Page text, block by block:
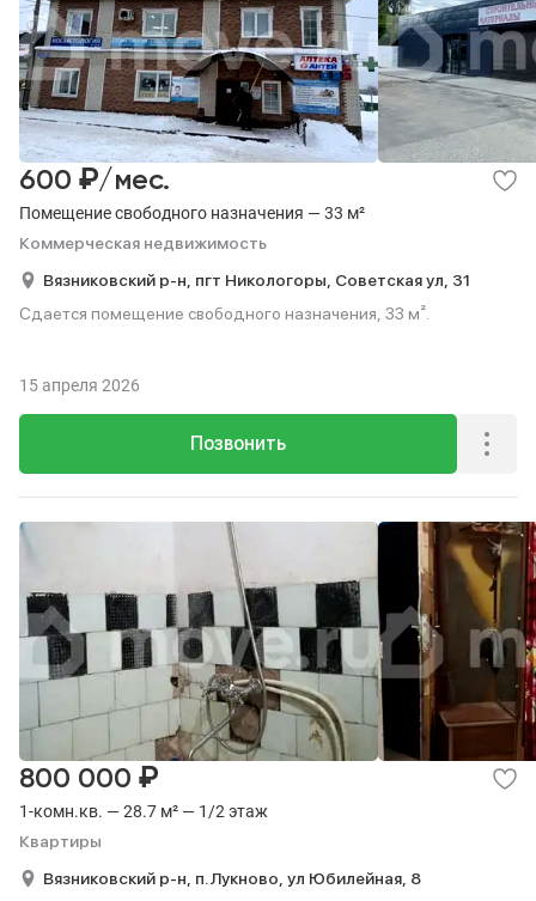
Помещение свободного назначения — 33 м²
Коммерческая недвижимость
600 ₽/мес.
Вязниковский р-н, пгт Никологоры, Советская ул, 31
Сдается помещение свободного назначения, 33 м².
Позвонить
15 апреля 2026
1-комн.кв. — 28.7 м² — 1/2 этаж
Квартиры
800 000 ₽
Вязниковский р-н, п. Лукново, ул Юбилейная, 8